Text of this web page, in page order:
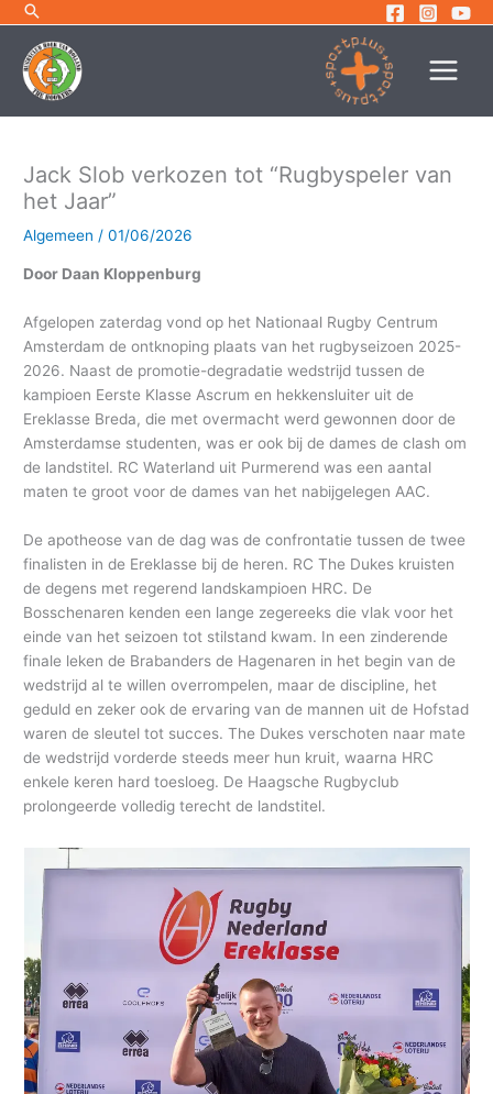
inhoud
Jack Slob verkozen tot “Rugbyspeler van
het Jaar”
Algemeen /01/06/2026
Door Daan Kloppenburg
Afgelopen zaterdag vond op het Nationaal Rugby Centrum
Amsterdam de ontknoping plaats van het rugbyseizoen 2025-
2026. Naast de promotie-degradatie wedstrijd tussen de
kampioen Eerste Klasse Ascrum en hekkensluiter uit de
Ereklasse Breda, die met overmacht werd gewonnen door de
Amsterdamse studenten, was er ook bij de dames de clash om
de landstitel. RC Waterland uit Purmerend was een aantal
maten te groot voor de dames van het nabijgelegen AAC.
De apotheose van de dag was de confrontatie tussen de twee
finalisten in de Ereklasse bij de heren. RC The Dukes kruisten
de degens met regerend landskampioen HRC. De
Bosschenaren kenden een lange zegereeks die vlak voor het
einde van het seizoen tot stilstand kwam. In een zinderende
finale leken de Brabanders de Hagenaren in het begin van de
wedstrijd al te willen overrompelen, maar de discipline, het
geduld en zeker ook de ervaring van de mannen uit de Hofstad
waren de sleutel tot succes. The Dukes verschoten naar mate
de wedstrijd vorderde steeds meer hun kruit, waarna HRC
enkele keren hard toesloeg. De Haagsche Rugbyclub
prolongeerde volledig terecht de landstitel.